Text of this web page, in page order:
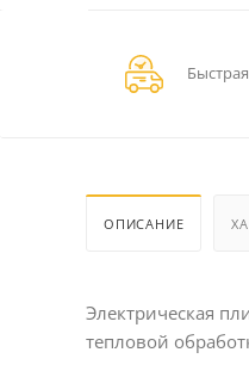
ОПИСАНИЕ
Электрическая
тепловой